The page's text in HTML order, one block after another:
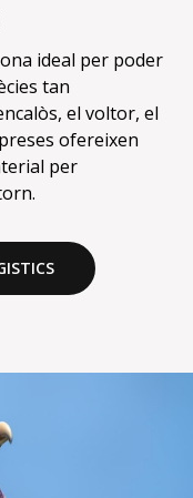
ideal per poder
tan
el voltor, el
ofereixen
per